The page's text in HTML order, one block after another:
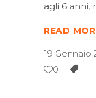
agli 6 anni,
READ
19 Gennaio
0